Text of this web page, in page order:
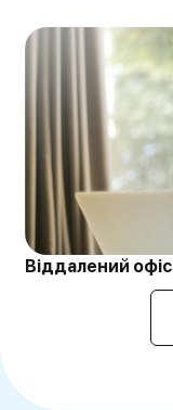
Віддалений офіс